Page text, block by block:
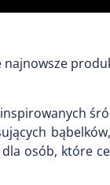
osób, które